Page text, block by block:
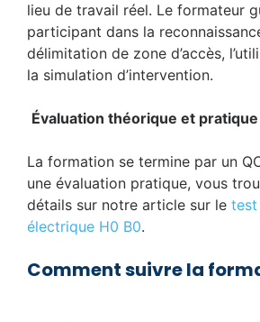
lieu de travail réel. Le formateur
participant dans la
délimitation de zone d’accès,
la simulation d’intervention.
Évaluation théorique et pratique
La formation se termine par un
une évaluation pratique, vous
détails sur notre article sur le test
électrique H0 B0.
Comment suivre la